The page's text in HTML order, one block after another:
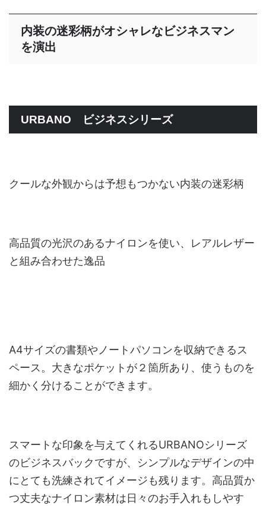
内装の迷彩柄がオシャレなビジネスマン
を演出
URBANO ビジネスシリーズ
クールな外観からは予想もつかない内装の迷彩柄
高品質の光沢のあるナイロンを使い、レアルレザー
と組み合わせた逸品
A4サイズの書類やノートパソコンを収納できるス
ペース。大きなポケットが２箇所あり、使うものを
細かく分けることができます。
スマートな印象を与えてくれるURBANOシリーズ
のビジネスバックですが、シンプルなデザインの中
にとても洗練されてイメージも残ります。高品質か
つ丈夫なナイロン素材は日々のお手入れもしやす